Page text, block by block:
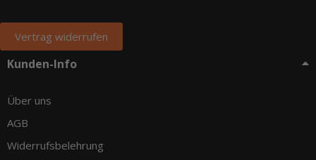
Vertrag widerrufen
Kunden-Info
Über uns
AGB
Widerrufsbelehrung